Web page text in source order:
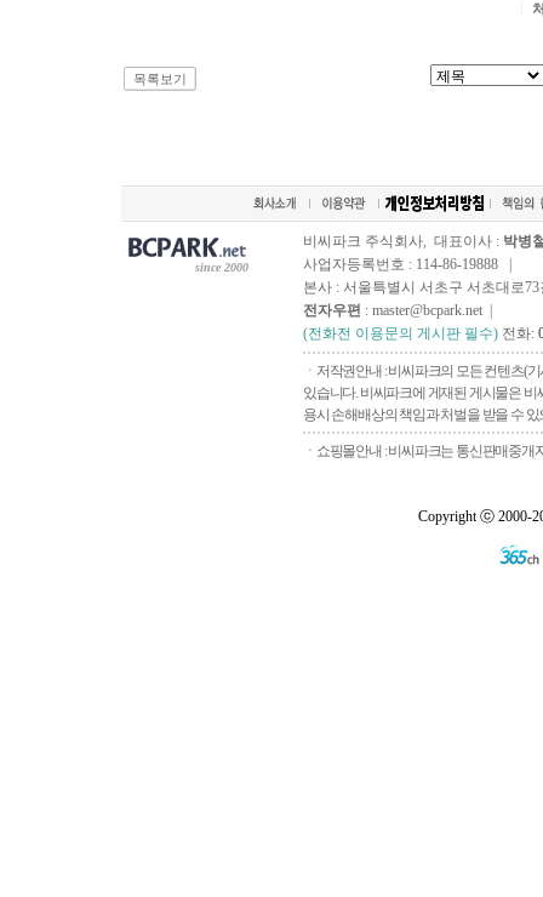
목록보기
since 2000
비씨파크 주식회사, 대표이사 : 박병
사업자등록번호 : 114-86-19888 |
본사 : 서울특별시 서초구 서초대로73
전자우편 : master@bcpark.net |
(전화전 이용문의 게시판 필수) 전화:
ㆍ저작권안내 : 비씨파크의 모든 컨텐츠(
있습니다. 비씨파크에 게재된 게시물은
용시 손해배상의 책임과 처벌을 받을 수
ㆍ쇼핑몰안내 : 비씨파크는 통신판매중개
Copyright ⓒ 2000-